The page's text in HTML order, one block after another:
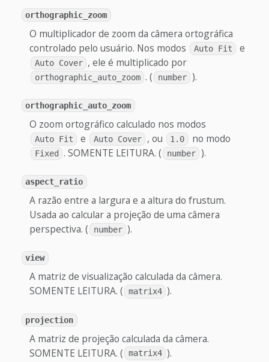
orthographic_zoom
O multiplicador de zoom da câmera ortográfica
controlado pelo usuário. Nos modos
Auto Fit e
Auto Cover , ele é multiplicado por
orthographic_auto_zoom . ( number ).
orthographic_auto_zoom
O zoom ortográfico calculado nos modos
Auto Fit e Auto Cover , ou 1.0 no modo
Fixed . SOMENTE LEITURA. ( number ).
aspect_ratio
A razão entre a largura e a altura do frustum.
Usada ao calcular a projeção de uma câmera
perspectiva. (
number ).
view
A matriz de visualização calculada da câmera.
SOMENTE LEITURA. (
matrix4 ).
projection
A matriz de projeção calculada da câmera.
SOMENTE LEITURA. (
matrix4 ).